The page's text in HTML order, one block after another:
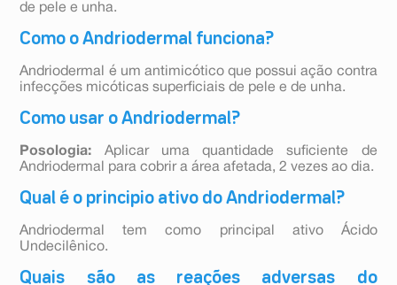
de pele e unha.
Como o Andriodermal funciona?
Andriodermal é um antimicótico que possui ação contra
infecções micóticas superficiais de pele e de unha.
Como usar o Andriodermal?
Posologia: Aplicar uma quantidade suficiente de
Andriodermal para cobrir a área afetada, 2 vezes ao dia.
Qual é o principio ativo do Andriodermal?
Andriodermal tem como principal ativo Ácido
Undecilênico.
Quais são as reações adversas do